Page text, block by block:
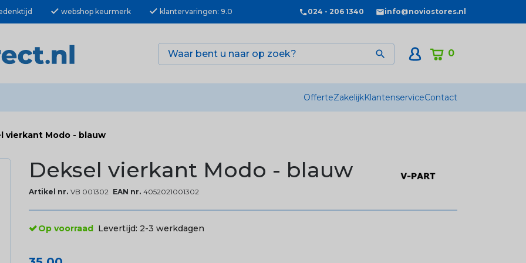
check webshop keurmerk check klantervaringen: 9.0 024 - 206 1340 info@noviostores.nl
0

OfferteZakelijkKlantenserviceContact
vierkant Modo - blauw
Deksel vierkant Modo - blauw
Artikel nr. VB 001302 EAN nr. 4052021001302
Op voorraad Levertijd: 2-3 werkdagen